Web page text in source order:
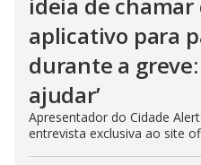
aplicativo para
durante a greve:
ajudar’
Apresentador do Cidade
entrevista exclusiva ao site